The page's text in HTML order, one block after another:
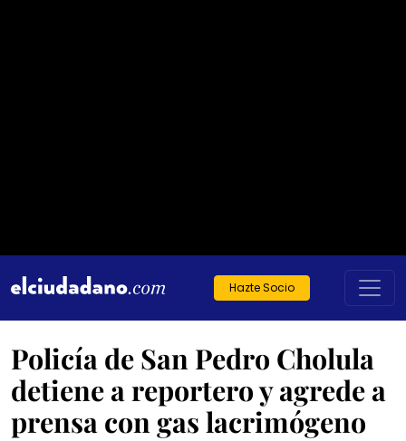
Hazte Socio
Policía de San Pedro Cholula
detiene a reportero y agrede a
prensa con gas lacrimógeno